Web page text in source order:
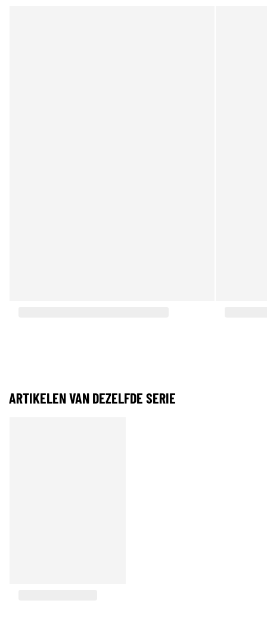
ARTIKELEN VAN DEZELFDE SERIE